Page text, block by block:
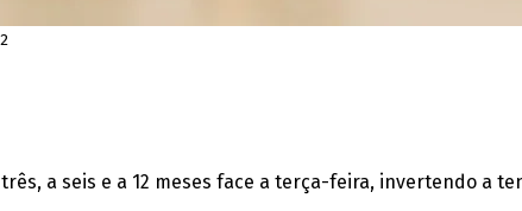
a seis e a 12 meses face a terça-feira, invertendo a